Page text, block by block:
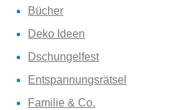
Bücher
Deko Ideen
Dschungelfest
Entspannungsrätsel
Familie & Co.